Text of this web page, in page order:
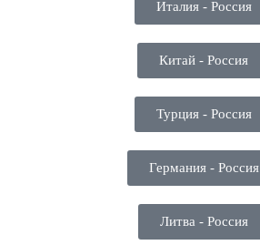
Италия - Россия
Китай - Россия
Турция - Россия
Германия - Россия
Литва - Россия